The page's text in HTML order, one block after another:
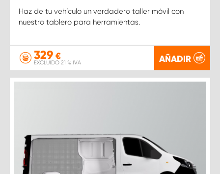
Haz de tu vehículo un verdadero taller móvil con
nuestro tablero para herramientas.
329 €
EXCLUIDO 21 % IVA AÑADIR